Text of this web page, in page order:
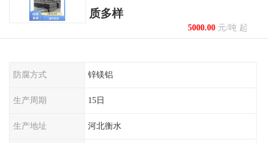
质多样
5000.00元/吨 起
防腐方式 锌镁铝
生产周期 15日
生产地址 河北衡水